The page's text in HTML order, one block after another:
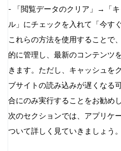
- 「閲覧データのクリア」→「
ル」にチェックを入れて「今す
これらの方法を使用することで
的に管理し、最新のコンテンツ
きます。ただし、キャッシュを
ブサイトの読み込みが遅くなる
合にのみ実行することをお勧めし
次のセクションでは、アプリケ
ついて詳しく見ていきましょう。